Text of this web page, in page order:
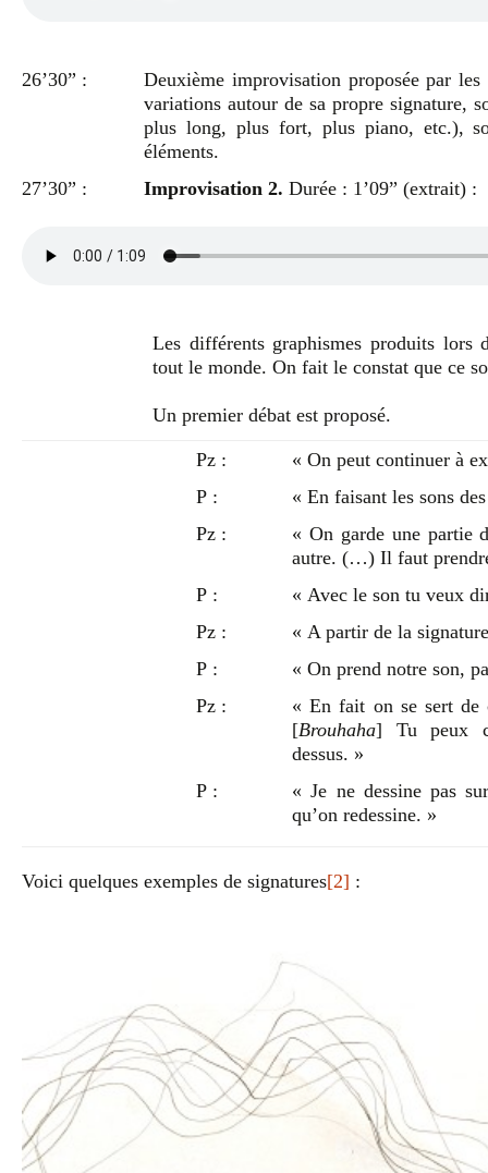
26’30” :
Deuxième improvisation proposée par
variations autour de sa propre signature,
plus long, plus fort, plus piano, etc.),
éléments.
27’30” :
Improvisation 2. Durée : 1’09” (extrait) :
Les différents graphismes produits lors
tout le monde. On fait le constat que ce
Un premier débat est proposé.
Pz :
« On peut continuer à
P :
« En faisant les sons
Pz :
« On garde une partie
autre. (…) Il faut
P :
« Avec le son tu veux
Pz :
« A partir de la
P :
« On prend notre son,
Pz :
« En fait on se sert de
[Brouhaha] Tu peux
dessus. »
P :
« Je ne dessine pas
qu’on redessine. »
Voici quelques exemples de signatures[2] :